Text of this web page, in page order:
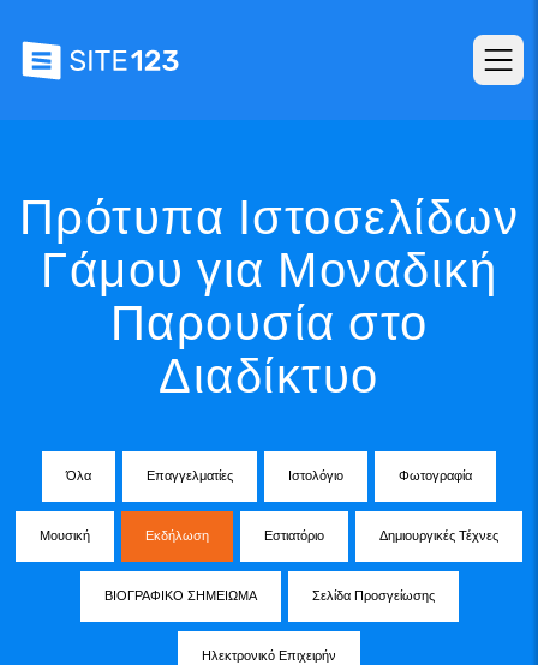
Πρότυπα Ιστοσελίδων
Γάμου για Μοναδική
Παρουσία στο
Διαδίκτυο
Όλα Επαγγελματίες Ιστολόγιο Φωτογραφία
Μουσική Εκδήλωση Εστιατόριο Δημιουργικές Τέχνες
ΒΙΟΓΡΑΦΙΚΟ ΣΗΜΕΙΩΜΑ Σελίδα Προσγείωσης
Ηλεκτρονικό Επιχειρήν